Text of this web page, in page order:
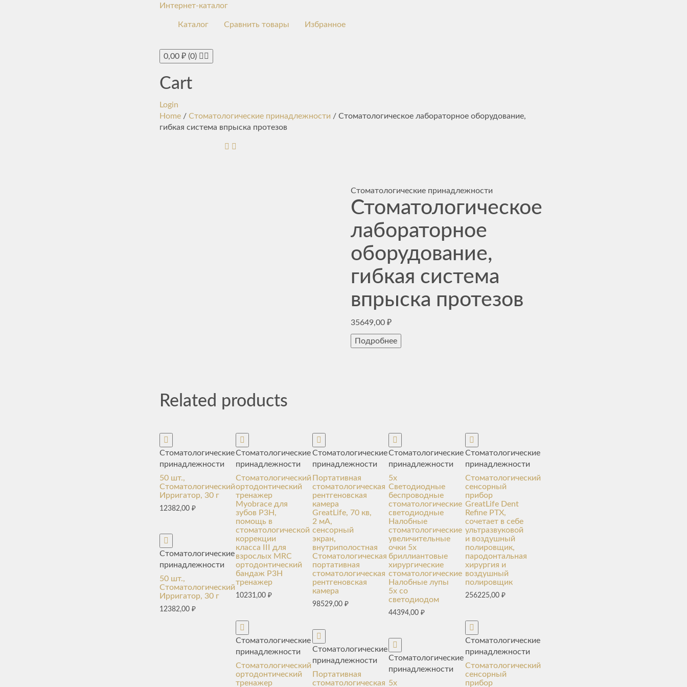
Интернет-каталог
Каталог Сравнить товары Избранное
0,00 ₽ (0)
Cart
Login
Home / Стоматологические принадлежности / Стоматологическое лабораторное оборудование,
гибкая система впрыска протезов
Стоматологические принадлежности
Стоматологическое
лабораторное
оборудование,
гибкая система
впрыска протезов
35649,00₽
Подробнее
Related products
Стоматологические
принадлежности
50 шт.,
Стоматологический
Ирригатор, 30 г
12382,00 ₽
Стоматологические
принадлежности
50 шт.,
Стоматологический
Ирригатор, 30 г
12382,00 ₽
Стоматологические
принадлежности
Стоматологический
ортодонтический
тренажер
Myobrace для
зубов P3H,
помощь в
стоматологической
коррекции
класса III для
взрослых MRC
ортодонтический
бандаж P3H
тренажер
10231,00₽
Стоматологические
принадлежности
Стоматологический
ортодонтический
тренажер
Стоматологические
принадлежности
Портативная
стоматологическая
рентгеновская
камера
GreatLife, 70 кв,
2 мА,
сенсорный
экран,
внутриполостная
Стоматологическая
портативная
стоматологическая
рентгеновская
камера
98529,00 ₽
Стоматологические
принадлежности
Портативная
стоматологическая
Стоматологические
принадлежности
5x
Светодиодные
беспроводные
стоматологические
светодиодные
Налобные
стоматологические
увеличительные
очки 5x
бриллиантовые
хирургические
стоматологические
Налобные лупы
5x со
светодиодом
44394,00₽
Стоматологические
принадлежности
5x
Стоматологические
принадлежности
Стоматологический
сенсорный
прибор
GreatLife Dent
Refine PTX,
сочетает в себе
ультразвуковой
и воздушный
полировщик,
пародонтальная
хирургия и
воздушный
полировщик
256225,00 ₽
Стоматологические
принадлежности
Стоматологический
сенсорный
прибор